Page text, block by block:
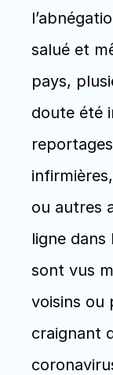
salué et
pays,
doute été
ou autres
ligne
sont vus
voisins ou
craignant